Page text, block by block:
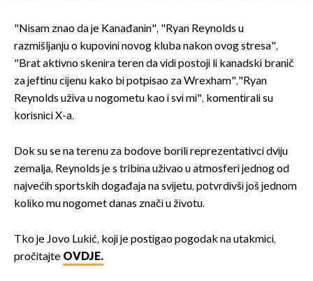
"Nisam znao da je Kanađanin", "Ryan Reynolds u
razmišljanju o kupovini novog kluba nakon ovog stresa",
"Brat aktivno skenira teren da vidi postoji li kanadski branič
za jeftinu cijenu kako bi potpisao za Wrexham","Ryan
Reynolds uživa u nogometu kao i svi mi", komentirali su
korisnici X-a.
Dok su se na terenu za bodove borili reprezentativci dviju
zemalja, Reynolds je s tribina uživao u atmosferi jednog od
najvećih sportskih događaja na svijetu, potvrdivši još jednom
koliko mu nogomet danas znači u životu.
Tko je Jovo Lukić, koji je postigao pogodak na utakmici,
pročitajte OVDJE.